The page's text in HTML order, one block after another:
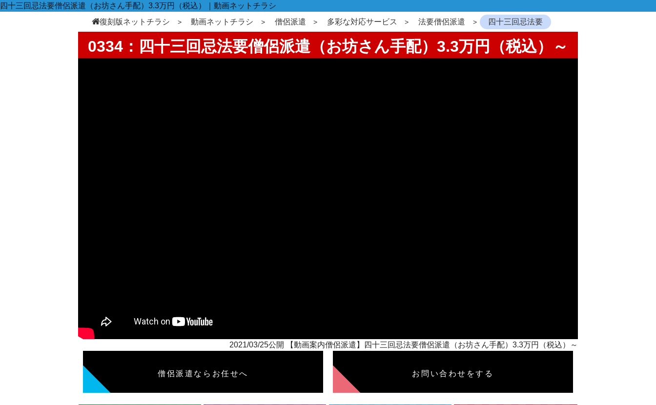
四十三回忌法要僧侶派遣（お坊さん手配）3.3万円（税込）｜動画ネットチラシ
復刻版ネットチラシ
動画ネットチラシ 僧侶派遣 多彩な対応サービス 法要僧侶派遣 四十三回忌法要
0334：四十三回忌法要僧侶派遣（お坊さん手配）3.3万円（税込）～
2021/03/25公開 【動画案内僧侶派遣】四十三回忌法要僧侶派遣（お坊さん手配）3.3万円（税込）～
僧侶派遣ならお任せへ お問い合わせをする